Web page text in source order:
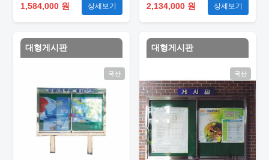
1,584,000 원
상세보기
2,134,000 원
상세보기
대형게시판
국산
대형게시판
국산